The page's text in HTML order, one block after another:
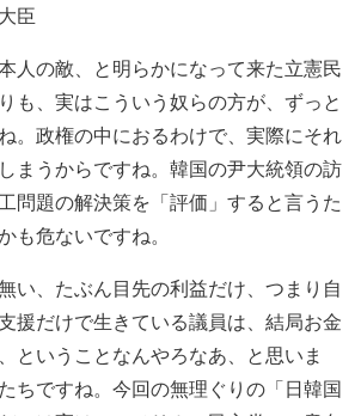
臣
人の敵、と明らかになって来た立憲民
も、実はこういう奴らの方が、ずっと
。政権の中におるわけで、実際にそれ
まうからですね。韓国の尹大統領の訪
問題の解決策を「評価」すると言うた
も危ないですね。
い、たぶん目先の利益だけ、つまり自
援だけで生きている議員は、結局お金
ということなんやろなあ、と思いま
ちですね。今回の無理ぐりの「日韓国